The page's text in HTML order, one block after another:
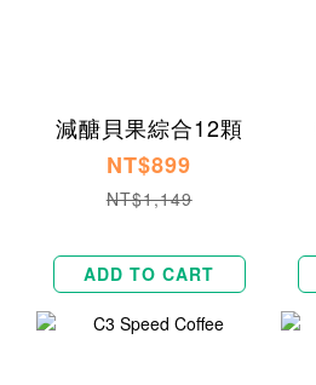
減醣貝果綜合12顆
NT$899
NT$1,149
ADD TO CART